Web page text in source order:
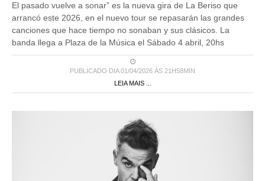
El pasado vuelve a sonar” es la nueva gira de La Beriso que
arrancó este 2026, en el nuevo tour se repasarán las grandes
canciones que hace tiempo no sonaban y sus clásicos. La
banda llega a Plaza de la Música el Sábado 4 abril, 20hs
PUBLICADO DIA 01/04/2026 ÀS 21H58MIN
LEIA MAIS ...